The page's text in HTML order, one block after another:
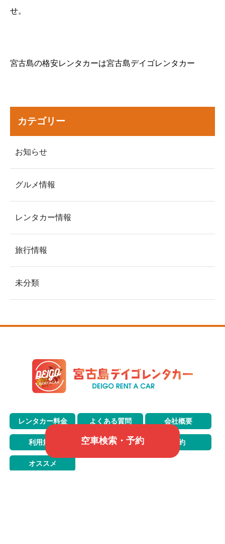
せ。
宮古島の格安レンタカーは宮古島デイゴレンタカー
カテゴリー
お知らせ
グルメ情報
レンタカー情報
旅行情報
未分類
空車検索・予約
レンタカー料金 よくある質問 会社概要
利用規約 問い合わせ 予約
オススメ